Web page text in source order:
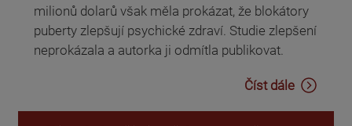
milionů dolarů však měla prokázat, že blokátory
puberty zlepšují psychické zdraví. Studie zlepšení
neprokázala a autorka ji odmítla publikovat.
Číst dále